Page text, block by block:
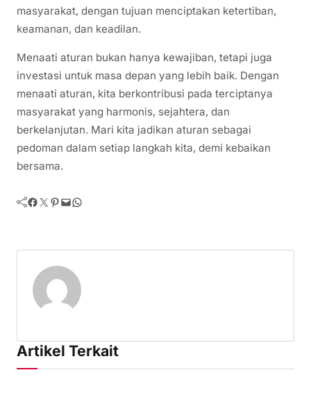
masyarakat, dengan tujuan menciptakan ketertiban,
keamanan, dan keadilan.
Menaati aturan bukan hanya kewajiban, tetapi juga
investasi untuk masa depan yang lebih baik. Dengan
menaati aturan, kita berkontribusi pada terciptanya
masyarakat yang harmonis, sejahtera, dan
berkelanjutan. Mari kita jadikan aturan sebagai
pedoman dalam setiap langkah kita, demi kebaikan
bersama.
Facebook Twitter Pinterest Mail WhatsApp
Artikel Terkait